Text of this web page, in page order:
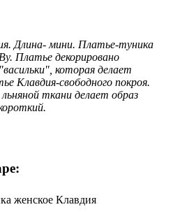
Длина- мини. Платье-туника
Платье декорировано
которая делает
Клавдия-свободного покроя.
ткани делает образ
женское Клавдия